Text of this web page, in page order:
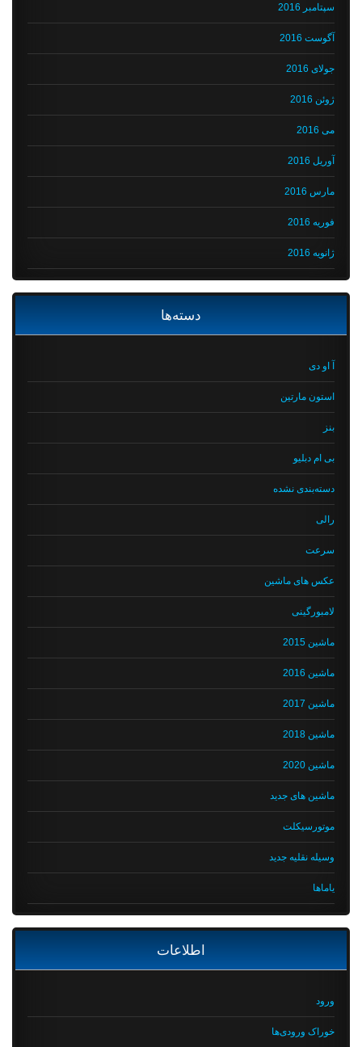
سپتامبر 2016
آگوست 2016
جولای 2016
ژوئن 2016
می 2016
آوریل 2016
مارس 2016
فوریه 2016
ژانویه 2016
دسته‌ها
آ او دی
استون مارتین
بی ام دبلیو
دسته‌بندی نشده
رالی
سرعت
عکس های ماشین
لامبورگینی
ماشین 2015
ماشین 2016
ماشین 2017
ماشین 2018
ماشین 2020
ماشین های جدید
موتورسیکلت
وسیله نقلیه جدید
یاماها
اطلاعات
ورود
خوراک ورودی‌ها